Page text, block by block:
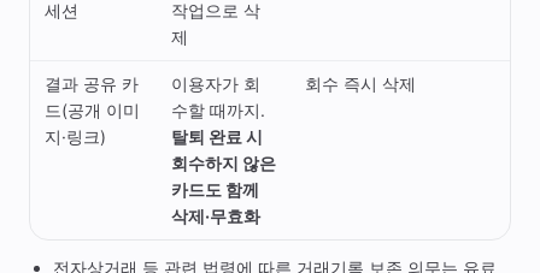
세션
작업으로 삭
제
결과 공유 카
드(공개 이미
지·링크)
이용자가 회
수할 때까지.
탈퇴 완료 시
회수하지 않은
카드도 함께
삭제·무효화
회수 즉시 삭제
전자상거래 등 관련 법령에 따른 거래기록 보존 의무는 유료